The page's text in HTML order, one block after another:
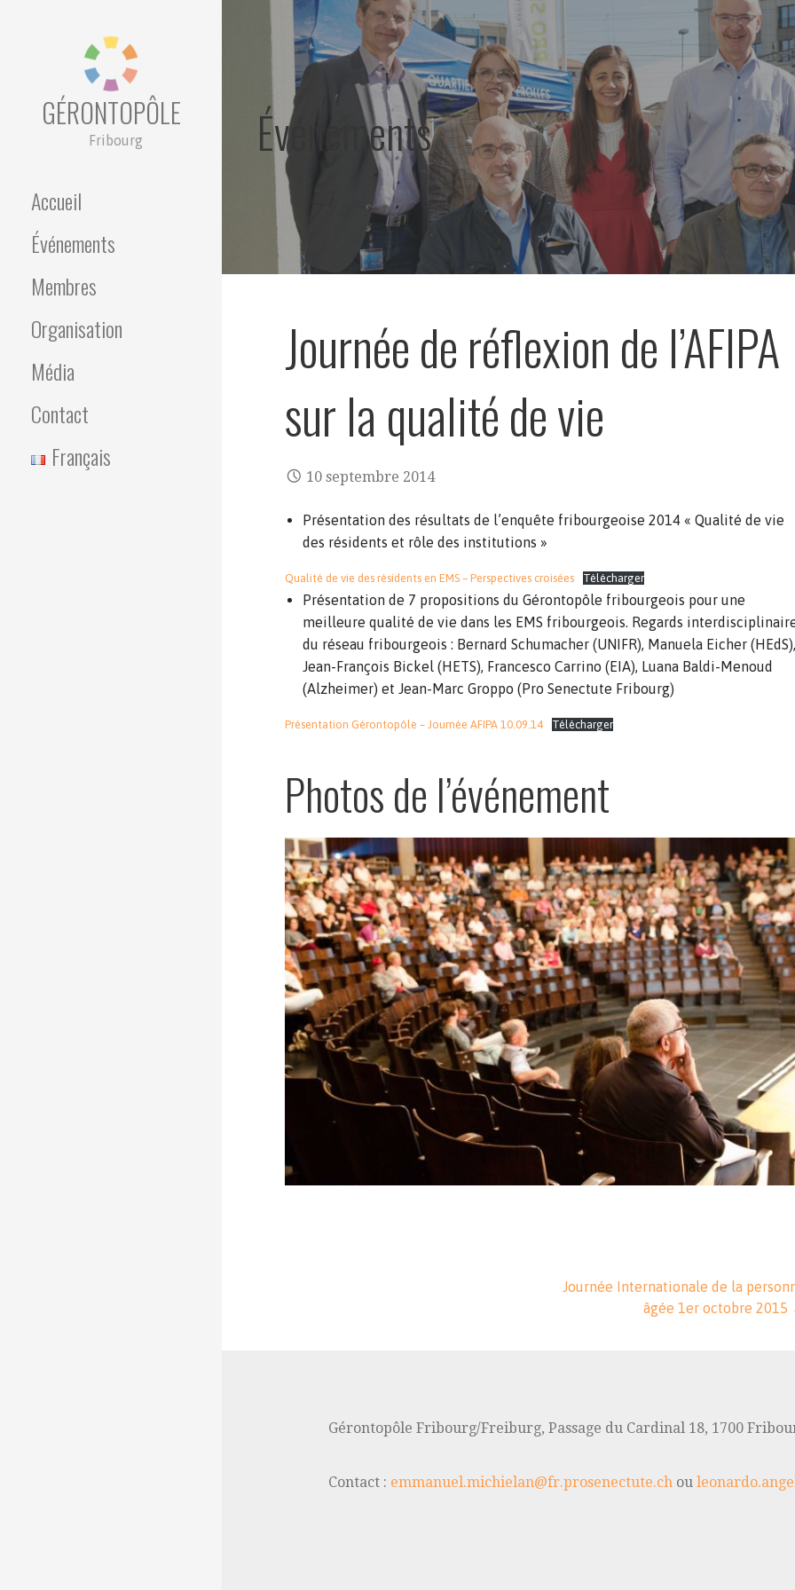
GÉRONTOPÔLE
Fribourg
Accueil
Événements
Membres
Organisation
Média
Contact
Français
Événements
Journée de réflexion de l’AFIPA
sur la qualité de vie
10 septembre 2014
Présentation des résultats de l’enquête fribourgeoise 2014 « Qualité de vie
des résidents et rôle des institutions »
Qualité de vie des résidents en EMS – Perspectives croisées Télécharger
Présentation de 7 propositions du Gérontopôle fribourgeois pour une
meilleure qualité de vie dans les EMS fribourgeois. Regards
du réseau fribourgeois : Bernard Schumacher (UNIFR), Manuela Eicher (HEdS),
Jean-François Bickel (HETS), Francesco Carrino (EIA), Luana Baldi-Menoud
(Alzheimer) et Jean-Marc Groppo (Pro Senectute Fribourg)
Présentation Gérontopôle – Journée AFIPA 10.09.14 Télécharger
Photos de l’événement
l’article
​Journée Internationale de la
âgée 1er octobre
Gérontopôle Fribourg/Freiburg, Passage du Cardinal 18, 1700
Contact : emmanuel.michielan@fr.prosenectute.ch ou